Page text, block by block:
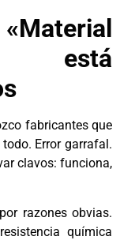
está
fabricantes que
Error garrafal.
clavos: funciona,
razones obvias.
química